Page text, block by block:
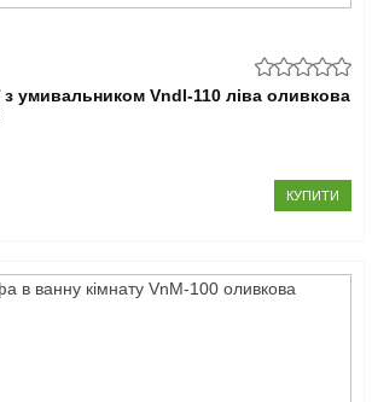
з умивальником Vndl-110 ліва оливкова
КУПИТИ